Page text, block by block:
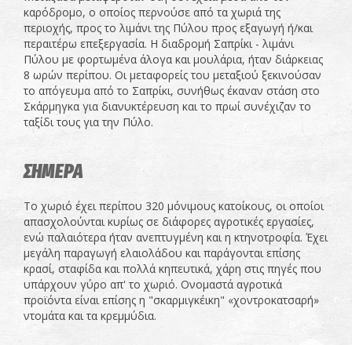
καρόδρομο, ο οποίος περνούσε από τα χωριά της
περιοχής, προς το λιμάνι της Πύλου προς εξαγωγή ή/και
περαιτέρω επεξεργασία. Η διαδρομή Σαπρίκι - λιμάνι
Πύλου με φορτωμένα άλογα και μουλάρια, ήταν διάρκειας
8 ωρών περίπου. Οι μεταφορείς του μεταξιού ξεκινούσαν
το απόγευμα από το Σαπρίκι, συνήθως έκαναν στάση στο
Σκάρμηγκα για διανυκτέρευση και το πρωί συνέχιζαν το
ταξίδι τους για την Πύλο.
ΣΗΜΕΡΑ
To χωριό έχει περίπου 320 μόνιμους κατοίκους, οι οποίοι
απασχολούνται κυρίως σε διάφορες αγροτικές εργασίες,
ενώ παλαιότερα ήταν ανεπτυγμένη και η κτηνοτροφία. Έχει
μεγάλη παραγωγή ελαιολάδου και παράγονται επίσης
κρασί, σταφίδα και πολλά κηπευτικά, χάρη στις πηγές που
υπάρχουν γύρο απ' το χωριό. Ονομαστά αγροτικά
προϊόντα είναι επίσης η "σκαρμιγκέικη" «χοντροκατσαρή»
ντομάτα και τα κρεμμύδια.